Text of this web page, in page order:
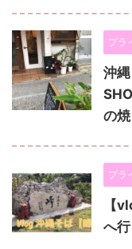
プラ
沖
の
プラ
【
へ